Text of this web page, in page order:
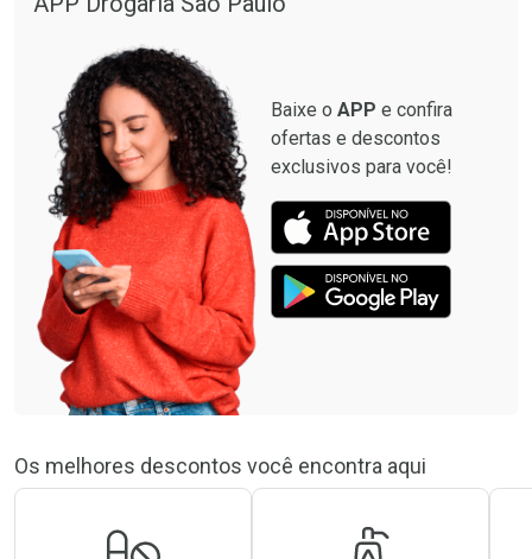
Por R$ 664,02/cada
Baixe o APP e confira
ofertas e descontos
exclusivos para você!
Os melhores descontos você encontra aqui